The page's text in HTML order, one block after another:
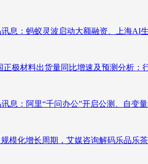
息：蚂蚁灵波启动大额融资、上海AI
正极材料出货量同比增速及预测分析
息：阿里“千问办公”开启公测、自变
模化增长周期，艾媒咨询解码乐品乐